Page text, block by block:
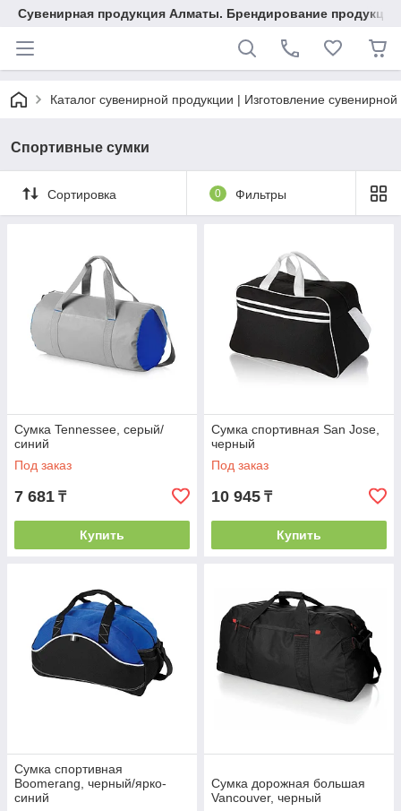
Сувенирная продукция Алматы. Брендирование
Каталог сувенирной продукции | Изготовление
Спортивные сумки
Сортировка 0 Фильтры
Сумка Tennessee, серый/
синий
Под заказ
7 681 ₸
Купить
Сумка спортивная San Jose,
черный
Под заказ
10 945 ₸
Купить
Сумка спортивная
Boomerang, черный/ярко-
синий
Сумка дорожная большая
Vancouver, черный